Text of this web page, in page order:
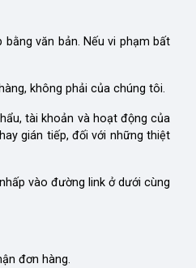
văn bản. Nếu vi phạm bất
không phải của chúng tôi.
tài khoản và hoạt động của
gián tiếp, đối với những thiệt
vào đường link ở dưới cùng
đơn hàng.